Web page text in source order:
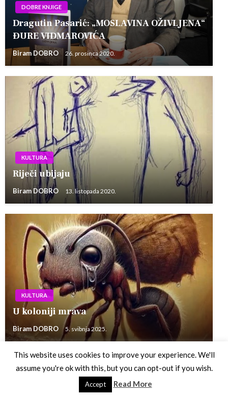
DOBRE KNJIGE
Dragutin Pasarić: „MOSLAVINA OŽIVLJENA“
ĐURE VIDMAROVIĆA
Biram DOBRO 26. prosinca 2020.
KULTURA
Riječi ubijaju
Biram DOBRO 13. listopada 2020.
KULTURA
U koloniji mrava
Biram DOBRO 5. svibnja 2025.
Theme by Silk Themes
This website uses cookies to improve your experience. We'll
assume you're ok with this, but you can opt-out if you wish.
Accept Read More